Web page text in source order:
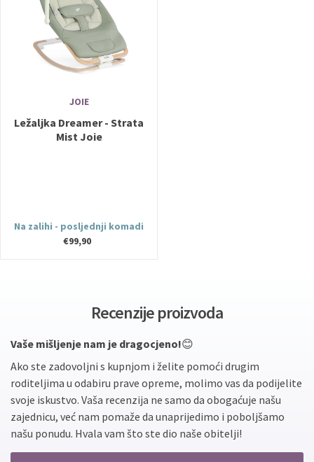
JOIE
Ležaljka Dreamer - Strata
Mist Joie
Na zalihi - posljednji komadi
€99,90
Recenzije proizvoda
Vaše mišljenje nam je dragocjeno!😊
Ako ste zadovoljni s kupnjom i želite pomoći drugim
roditeljima u odabiru prave opreme, molimo vas da podijelite
svoje iskustvo. Vaša recenzija ne samo da obogaćuje našu
zajednicu, već nam pomaže da unaprijedimo i poboljšamo
našu ponudu. Hvala vam što ste dio naše obitelji!